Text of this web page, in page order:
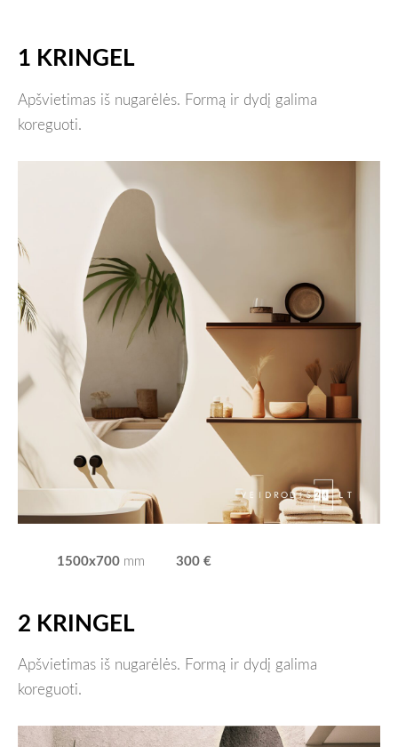
1 KRINGEL
Apšvietimas iš nugarėlės. Formą ir dydį galima
koreguoti.
1500x700 mm 300 €
2 KRINGEL
Apšvietimas iš nugarėlės. Formą ir dydį galima
koreguoti.